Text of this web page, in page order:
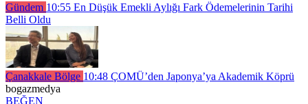
Gündem 10:55 En Düşük Emekli Aylığı Fark Ödemelerinin Tarihi
Belli Oldu
Çanakkale Bölge 10:48 ÇOMÜ’den Japonya’ya Akademik Köprü
bogazmedya
BEĞEN